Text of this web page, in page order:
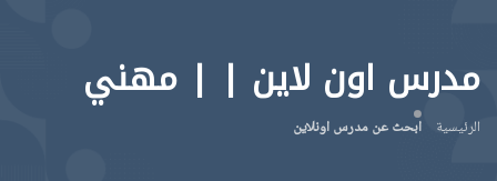
مدرس اون لاين | | مهني
الرئيسية ابحث عن مدرس اونلاين